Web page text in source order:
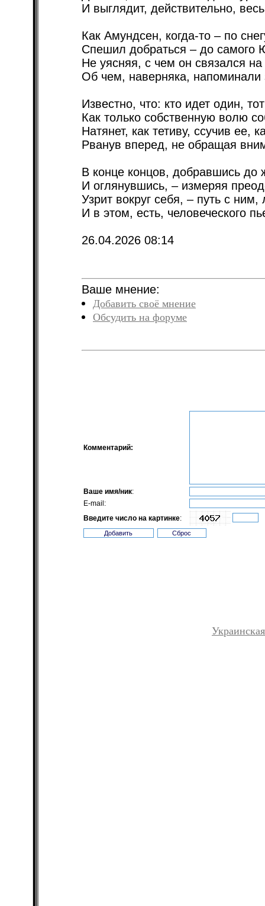
И выглядит, действительно,
Как Амундсен, когда-то – по
Спешил добраться – до самого
Не уясняя, с чем он связался
Об чем, наверняка, напоминали
Известно, что: кто идет один,
Как только собственную волю
Натянет, как тетиву, ссучив ее,
Рванув вперед, не обращая
В конце концов, добравшись до
И оглянувшись, – измеряя
Узрит вокруг себя, – путь с
И в этом, есть, человеческого
26.04.2026 08:14
Ваше мнение:
Добавить своё мнение
Обсудить на форуме
Комментарий:
Ваше имя/ник:
E-mail:
Введите число на картинке: